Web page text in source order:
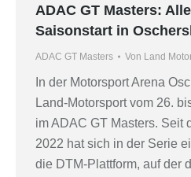
ADAC GT Masters:
Saisonstart in
ADAC GT Masters Von Land
In der Motorsport Arena
Land-Motorsport vom 26.
im ADAC GT Masters. Seit
2022 hat sich in der Serie
die DTM-Plattform, auf der